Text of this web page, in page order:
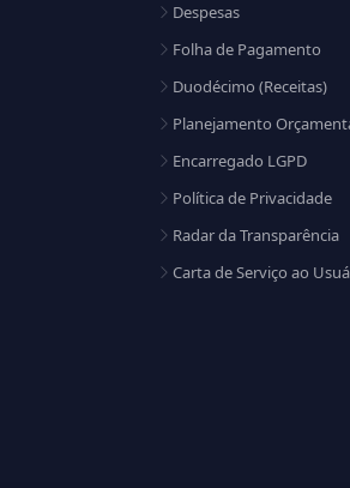
Despesas
Folha de Pagamento
Duodécimo (Receitas)
Planejamento
Encarregado LGPD
Política de Privacidade
Radar da Transparência
Carta de Serviço ao